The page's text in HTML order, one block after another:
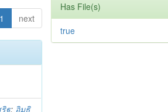
1 next
ฐ; อิมธิ
Has File(s)
true